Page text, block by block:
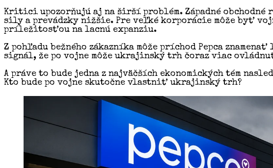
Kritici upozorňujú aj na širší problém. Západné obchodné
sily a prevádzky nižšie. Pre veľké korporácie môže byť
príležitosťou na lacnú expanziu.
Z pohľadu bežného zákazníka môže príchod Pepca
signál, že po vojne môže ukrajinský trh čoraz viac
A práve to bude jedna z najväčších ekonomických tém
Kto bude po vojne skutočne vlastniť ukrajinský trh?